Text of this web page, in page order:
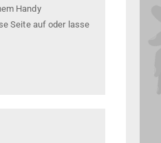
Handy
Seite auf oder lasse